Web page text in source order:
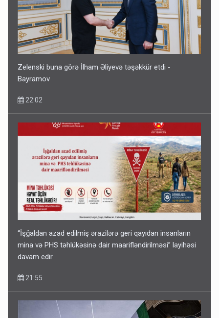
Zelenski buna görə İlham Əliyevə təşəkkür etdi -
Bayramov
22:02
“İşğaldan azad edilmiş ərazilərə geri qayıdan insanların
mina və PHS təhlükəsinə dair maarifləndirilməsi” layihəsi
davam edir
21:55